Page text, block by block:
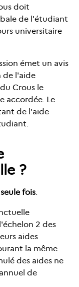
doit
de l'étudiant
universitaire
émet un avis
l'aide
Crous le
accordée. Le
de l'aide
?
fois.
2 des
aides
la même
des aides ne
de